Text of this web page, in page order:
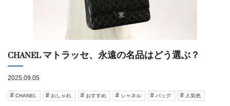
CHANEL マトラッセ、永遠の名品はどう選ぶ？
2025.09.05
CHANEL おしゃれ おすすめ シャネル バッグ 人気色